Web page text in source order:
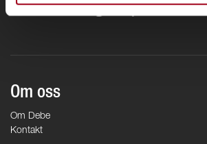
Om oss
Om Debe
Kontakt